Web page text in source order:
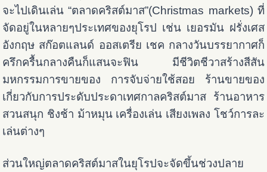
จะไปเดินเล่น “ตลาดคริสต์มาส”(Christmas markets) ที่
จัดอยู่ในหลายๆประเทศของยุโรป เช่น เยอรมัน ฝรั่งเศส
อังกฤษ สก๊อตแลนด์ ออสเตรีย เชค กลางวันบรรยากาศก็
ครึกครื้นกลางคืนก็แสนจะฟิน มีชีวิตชีวาสร้างสีสัน
มหกรรมการขายของ การจับจ่ายใช้สอย ร้านขายของ
เกี่ยวกับการประดับประดาเทศกาลคริสต์มาส ร้านอาหาร
สวนสนุก ชิงช้า ม้าหมุน เครื่องเล่น เสียงเพลง โชว์การละ
เล่นต่างๆ
ส่วนใหญ่ตลาดคริสต์มาสในยุโรปจะจัดขึ้นช่วงปลาย